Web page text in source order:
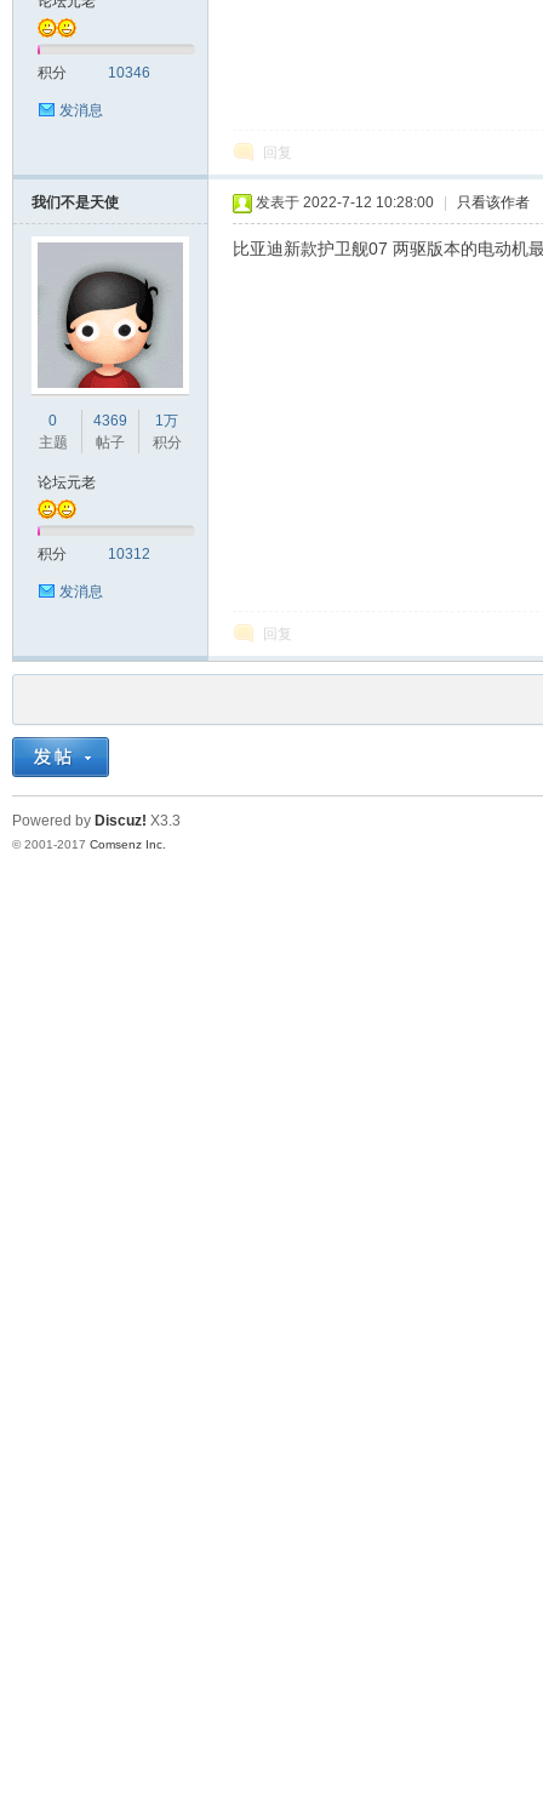
积分 10346
发消息
回复
我们不是天使
0
主题
4369
帖子
1万
积分
论坛元老
积分 10312
发消息
发表于 2022-7-12 10:28:00 只看该作者
比亚迪新款护卫舰07 两驱版本的电动机
回复
Powered by Discuz! X3.3
© 2001-2017 Comsenz Inc.